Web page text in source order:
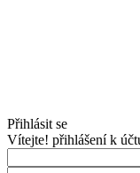
Přihlásit se
Vítejte! přihlášení k